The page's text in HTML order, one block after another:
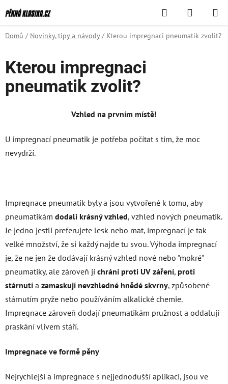
na
obsah
Hledat
KOŠÍK
Domů / Novinky, tipy a návody / Kterou impregnaci pneumatik zvolit?
Kterou impregnaci
pneumatik zvolit?
Vzhled na prvním místě!
U impregnací pneumatik je potřeba počítat s tím, že moc
nevydrží.
Impregnace pneumatik byly a jsou vytvořené k tomu, aby
pneumatikám dodali krásný vzhled, vzhled nových pneumatik.
Je jedno jestli preferujete lesk nebo mat, impregnací je tak
velké množství, že si každý najde tu svou. Výhoda impregnací
je, že ne jen že dodávají krásný vzhled nové nebo "mokré"
pneumatiky, ale zároveň jí chrání proti UV záření, proti
stárnutí a zamaskují nevzhledné hnědé skvrny, způsobené
stárnutím pryže nebo používáním alkalické chemie.
Impregnace zároveň dodají pneumatikám pružnost a oddalují
praskání vlivem stáří.
Impregnace ve formě pěny
Nejrychlejší a impregnace s nejjednodušší aplikaci, jsou ve